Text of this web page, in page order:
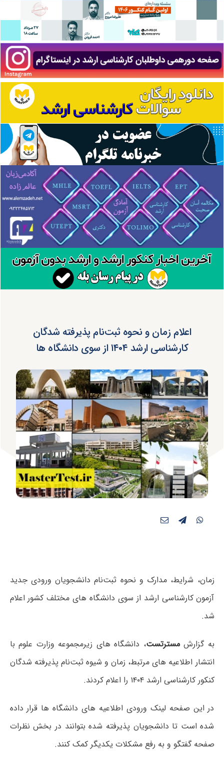
اعلام زمان و نحوه ثبت‌نام پذیرفته شدگان
کارشناسی ارشد ۱۴۰۴ از سوی دانشگاه ها
زمان، شرایط، مدارک و نحوه ثبت‌نام دانشجویان ورودی جدید
آزمون کارشناسی ارشد از سوی دانشگاه های مختلف کشور اعلام
شد.
به گزارشمسترتست، دانشگاه های زیرمجموعه وزارت علوم با
انتشار اطلاعیه های مرتبط، زمان و شیوه ثبت‌نام پذیرفته شدگان
کنکور کارشناسی ارشد ۱۴۰۴ را اعلام کردند.
در این صفحه لینک ورودی اطلاعیه های دانشگاه ها قرار داده
شده است تا دانشجویان پذیرفته شده بتوانند در بخش نظرات
صفحه گفتگو و به رفع مشکلات یکدیگر کمک کنند.